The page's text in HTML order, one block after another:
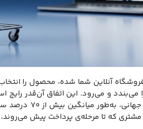
آنلاین شما شده، محصول را
می‌بندد و می‌رود. این اتفاق آن‌قدر
سبد خرید. طبق